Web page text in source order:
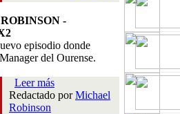
-
episodio donde
del Ourense.
Leer más
Redactado porMichael
Robinson